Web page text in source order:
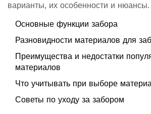
варианты, их особенности и нюансы.
Основные функции забора
Разновидности материалов для
Преимущества и недостатки
материалов
Что учитывать при выборе
Советы по уходу за забором